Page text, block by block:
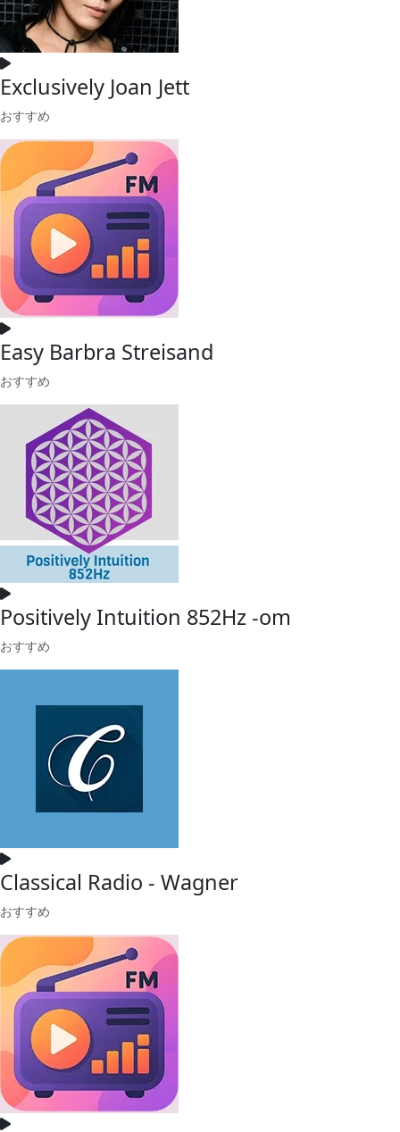
Exclusively Joan Jett
おすすめ
Easy Barbra Streisand
おすすめ
Positively Intuition 852Hz -om
おすすめ
Classical Radio - Wagner
おすすめ